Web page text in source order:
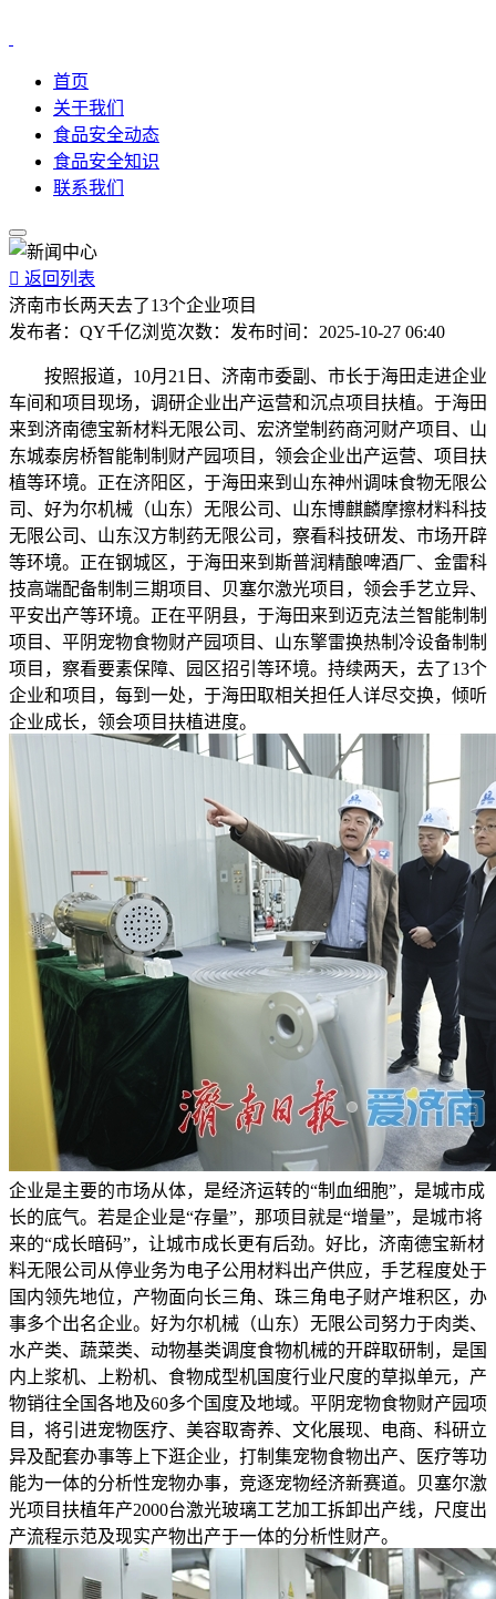
首页
关于我们
食品安全动态
食品安全知识
联系我们
 返回列表
济南市长两天去了13个企业项目
发布者： QY千亿浏览次数： 发布时间： 2025-10-27 06:40
按照报道，10月21日、济南市委副、市长于海田走进企业
车间和项目现场，调研企业出产运营和沉点项目扶植。于海田
来到济南德宝新材料无限公司、宏济堂制药商河财产项目、山
东城泰房桥智能制制财产园项目，领会企业出产运营、项目扶
植等环境。正在济阳区，于海田来到山东神州调味食物无限公
司、好为尔机械（山东）无限公司、山东博麒麟摩擦材料科技
无限公司、山东汉方制药无限公司，察看科技研发、市场开辟
等环境。正在钢城区，于海田来到斯普润精酿啤酒厂、金雷科
技高端配备制制三期项目、贝塞尔激光项目，领会手艺立异、
平安出产等环境。正在平阴县，于海田来到迈克法兰智能制制
项目、平阴宠物食物财产园项目、山东擎雷换热制冷设备制制
项目，察看要素保障、园区招引等环境。持续两天，去了13个
企业和项目，每到一处，于海田取相关担任人详尽交换，倾听
企业成长，领会项目扶植进度。
企业是主要的市场从体，是经济运转的“制血细胞”，是城市成
长的底气。若是企业是“存量”，那项目就是“增量”，是城市将
来的“成长暗码”，让城市成长更有后劲。好比，济南德宝新材
料无限公司从停业务为电子公用材料出产供应，手艺程度处于
国内领先地位，产物面向长三角、珠三角电子财产堆积区，办
事多个出名企业。好为尔机械（山东）无限公司努力于肉类、
水产类、蔬菜类、动物基类调度食物机械的开辟取研制，是国
内上浆机、上粉机、食物成型机国度行业尺度的草拟单元，产
物销往全国各地及60多个国度及地域。平阴宠物食物财产园项
目，将引进宠物医疗、美容取寄养、文化展现、电商、科研立
异及配套办事等上下逛企业，打制集宠物食物出产、医疗等功
能为一体的分析性宠物办事，竞逐宠物经济新赛道。贝塞尔激
光项目扶植年产2000台激光玻璃工艺加工拆卸出产线，尺度出
产流程示范及现实产物出产于一体的分析性财产。